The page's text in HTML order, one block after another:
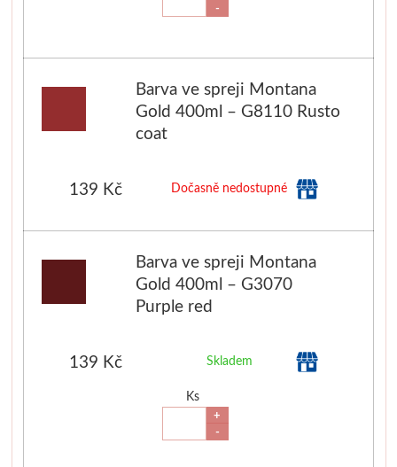
Rydla
Umton
Tempery
Uni Posca
V sadách
Winsor & Newton
-
Barva ve spreji Montana
Gold 400ml – G8110 Rusto
coat
139 Kč Dočasně nedostupné
Barva ve spreji Montana
Gold 400ml – G3070
Purple red
139 Kč Skladem
Ks
+
-